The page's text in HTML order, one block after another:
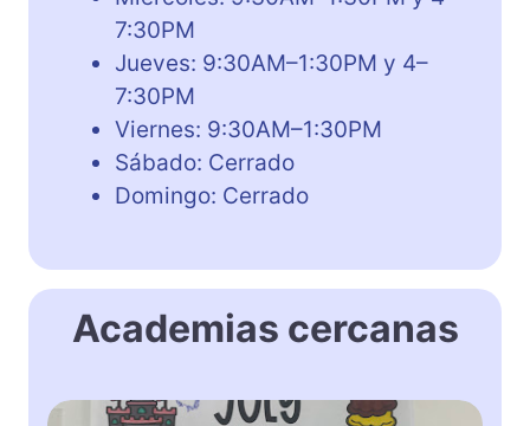
7:30PM
Jueves: 9:30AM–1:30PM y 4–
7:30PM
Viernes: 9:30AM–1:30PM
Sábado: Cerrado
Domingo: Cerrado
Academias cercanas
H